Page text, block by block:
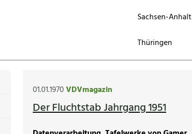
Sachsen-Anhalt
Thüringen
01.01.1970VDVmagazin
Der Fluchtstab Jahrgang 1951